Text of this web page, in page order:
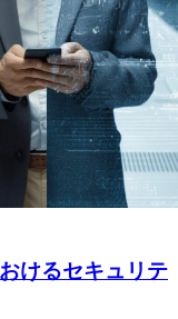
けるセキュリテ